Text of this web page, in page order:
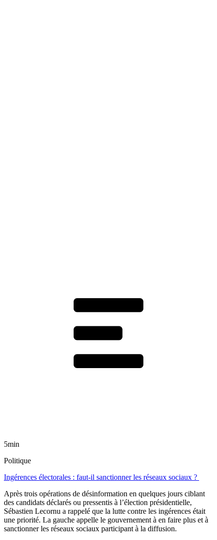
5min
Politique
Ingérences électorales : faut-il sanctionner les réseaux sociaux ?
Après trois opérations de désinformation en quelques jours ciblant
des candidats déclarés ou pressentis à l’élection présidentielle,
Sébastien Lecornu a rappelé que la lutte contre les ingérences était
une priorité. La gauche appelle le gouvernement à en faire plus et à
sanctionner les réseaux sociaux participant à la diffusion.